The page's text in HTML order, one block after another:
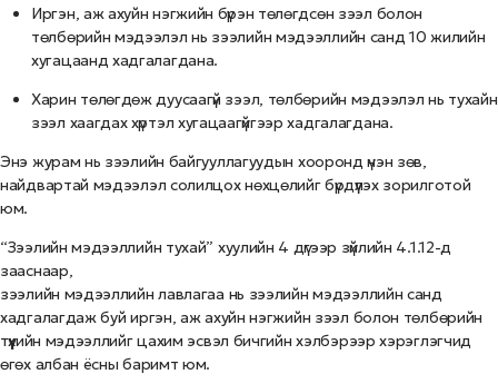
Иргэн, аж ахуйн нэгжийн бүрэн төлөгдсөн зээл болон
төлбөрийн мэдээлэл нь зээлийн мэдээллийн санд 10 жилийн
хугацаанд хадгалагдана.
Харин төлөгдөж дуусаагүй зээл, төлбөрийн мэдээлэл нь тухайн
зээл хаагдах хүртэл хугацаагүйгээр хадгалагдана.
Энэ журам нь зээлийн байгууллагуудын хооронд үнэн зөв,
найдвартай мэдээлэл солилцох нөхцөлийг бүрдүүлэх зорилготой
юм.
“Зээлийн мэдээллийн тухай” хуулийн 4 дүгээр зүйлийн 4.1.12-д
зааснаар,
зээлийн мэдээллийн лавлагаа нь зээлийн мэдээллийн санд
хадгалагдаж буй иргэн, аж ахуйн нэгжийн зээл болон төлбөрийн
түүхийн мэдээллийг цахим эсвэл бичгийн хэлбэрээр хэрэглэгчид
өгөх албан ёсны баримт юм.